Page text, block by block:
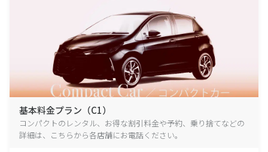
基本料金プラン（C1）
コンパクトのレンタル、お得な割引料金や予約、乗り捨てなどの
詳細は、こちらから各店舗にお電話ください。